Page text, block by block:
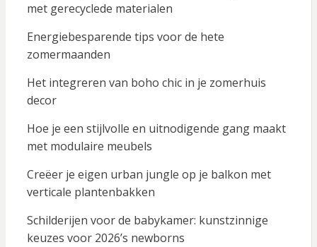
met gerecyclede materialen
Energiebesparende tips voor de hete
zomermaanden
Het integreren van boho chic in je zomerhuis
decor
Hoe je een stijlvolle en uitnodigende gang maakt
met modulaire meubels
Creëer je eigen urban jungle op je balkon met
verticale plantenbakken
Schilderijen voor de babykamer: kunstzinnige
keuzes voor 2026’s newborns